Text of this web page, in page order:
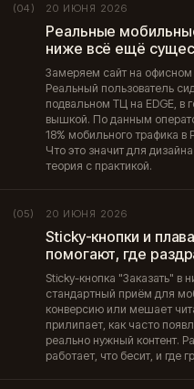
(04) 20 ИЮНЯ 2026
Реальные
ниже всё ещё
Замеряем сайт на офисном
Реальный пользователь
подвальном ТЦ на EDGE, в
вышкой. По данным
18% мобильного трафика
Что это значит для
теория с практикой.
(05) 20 ИЮНЯ 2026
Sticky-кнопки и
помогают, где
Sticky-кнопка "Заказать" в
стандартный приём для
конверсию или мешает
прилипает, как часто
реально нужный контент.
работает, что бесит, и где